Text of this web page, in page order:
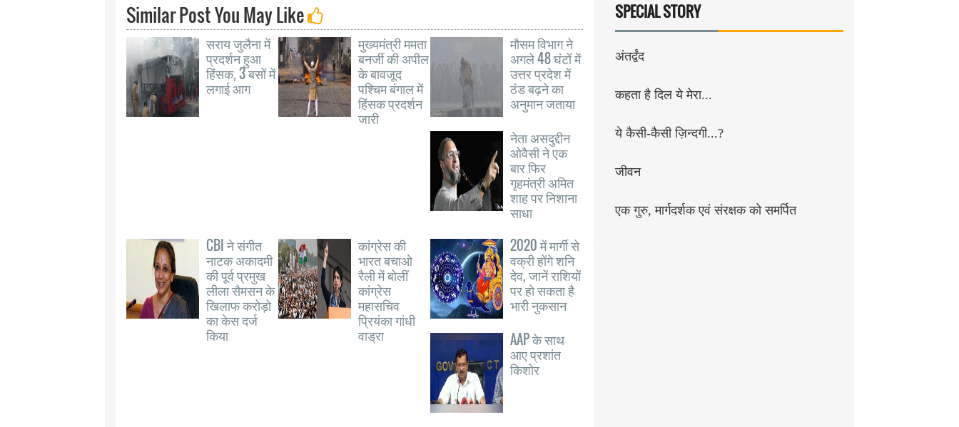
Similar Post You May Like
सराय जुलैना में
प्रदर्शन हुआ
हिंसक, 3 बसों में
लगाई आग
मुख्यमंत्री ममता
बनर्जी की अपील
के बावजूद
पश्चिम बंगाल में
हिंसक प्रदर्शन
जारी
मौसम विभाग ने
अगले 48 घंटों में
उत्तर प्रदेश में
ठंड बढ़ने का
अनुमान जताया
नेता असदुद्दीन
ओवैसी ने एक
बार फिर
गृहमंत्री अमित
शाह पर निशाना
साधा
CBI ने संगीत
नाटक अकादमी
की पूर्व प्रमुख
लीला सैमसन के
खिलाफ करोड़ो
का केस दर्ज
किया
कांग्रेस की
भारत बचाओ
रैली में बोलीं
कांग्रेस
महासचिव
प्रियंका गांधी
वाड्रा
2020 में मार्गी से
वक्री होंगे शनि
देव, जानें राशियों
पर हो सकता है
भारी नुकसान
AAP के साथ
आए प्रशांत
किशोर
SPECIAL STORY
अंतर्द्वंद
कहता है दिल ये मेरा...
ये कैसी-कैसी ज़िन्दगी...?
जीवन
एक गुरु, मार्गदर्शक एवं संरक्षक को समर्पित